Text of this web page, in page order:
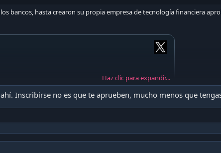
bancos, hasta crearon su propia empresa de tecnología financiera
Haz clic para expandir...
Inscribirse no es que te aprueben, mucho menos que